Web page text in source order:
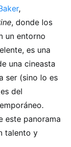
,
, donde los
un entorno
es una
una cineasta
ser (sino lo es
del
este panorama
talento y